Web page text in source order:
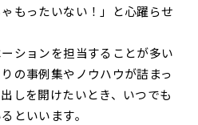
もったいない！」と心躍らせ
ションを担当することが多い
の事例集やノウハウが詰まっ
しを開けたいとき、いつでも
といいます。